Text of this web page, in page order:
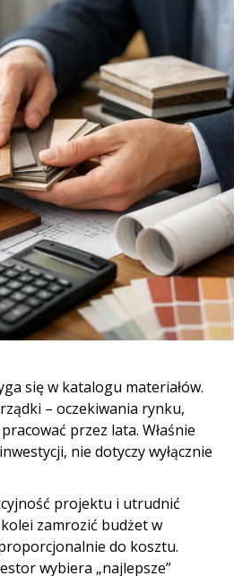
się w katalogu materiałów.
– oczekiwania rynku,
przez lata. Właśnie
nie dotyczy wyłącznie
projektu i utrudnić
zamrozić budżet w
do kosztu.
wybiera „najlepsze”